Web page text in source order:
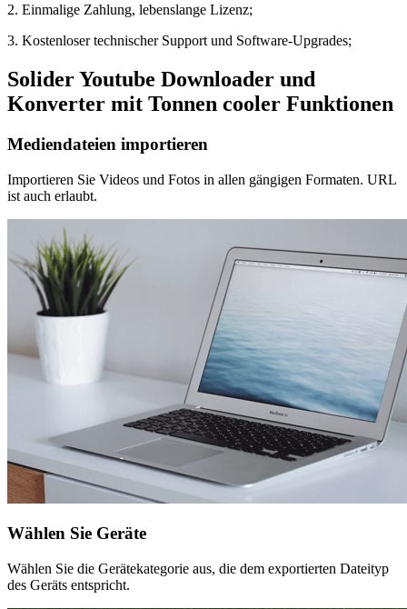
2. Einmalige Zahlung, lebenslange Lizenz;
3. Kostenloser technischer Support und Software-Upgrades;
Solider Youtube Downloader und
Konverter mit Tonnen cooler Funktionen
Mediendateien importieren
Importieren Sie Videos und Fotos in allen gängigen Formaten. URL
ist auch erlaubt.
Wählen Sie Geräte
Wählen Sie die Gerätekategorie aus, die dem exportierten Dateityp
des Geräts entspricht.